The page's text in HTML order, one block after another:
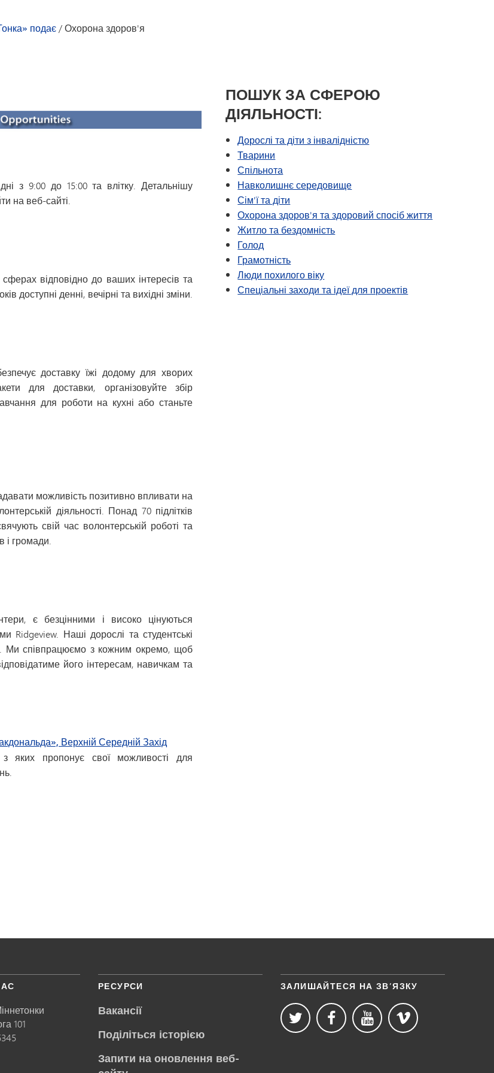
подає/Охорона здоров'я
з 9:00 до 15:00 та влітку. Детальнішу
на веб-сайті.
відповідно до ваших інтересів та
доступні денні, вечірні та вихідні зміни.
доставку їжі додому для хворих
для доставки, організовуйте збір
для роботи на кухні або станьте
можливість позитивно впливати на
діяльності. Понад 70 підлітків
свій час волонтерській роботі та
і громади.
є безцінними і високо цінуються
Ridgeview. Наші дорослі та студентські
Ми співпрацюємо з кожним окремо, щоб
його інтересам, навичкам та
Верхній Середній Захід
яких пропонує свої можливості для
ПОШУК ЗА СФЕРОЮ
ДІЯЛЬНОСТІ:
Дорослі та діти з інвалідністю
Тварини
Спільнота
Навколишнє середовище
Сім'ї та діти
Охорона здоров'я та здоровий спосіб життя
Житло та бездомність
Голод
Грамотність
Люди похилого віку
Спеціальні заходи та ідеї для проектів
101
РЕСУРСИ
Вакансії
Поділіться історією
Запити на оновлення веб-
ЗАЛИШАЙТЕСЯ НА ЗВ’ЯЗКУ